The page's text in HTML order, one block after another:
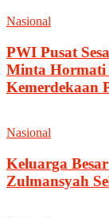
Nasional
PWI Pusat
Minta Hormati
Kemerdekaan
Nasional
Keluarga
Zulmansyah